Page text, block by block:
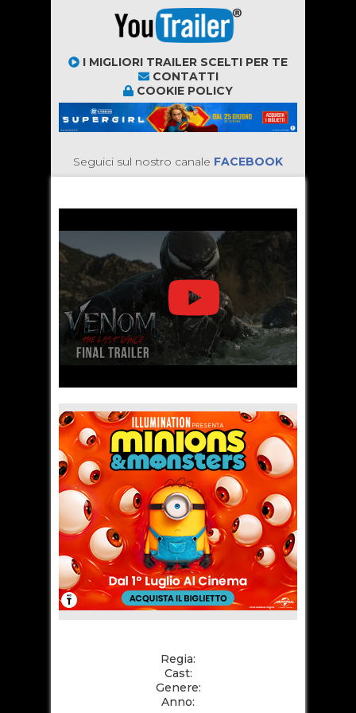
I MIGLIORI TRAILER SCELTI PER TE
CONTATTI
COOKIE POLICY
Seguici sul nostro canale FACEBOOK
Regia:
Cast:
Genere:
Anno: